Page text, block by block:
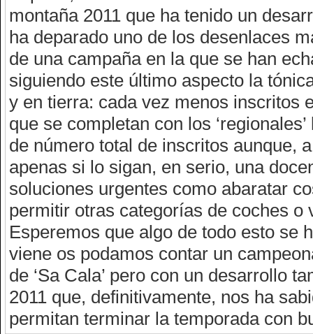
montaña 2011 que ha tenido un
ha deparado uno de los desenlaces
de una campaña en la que se han
siguiendo este último aspecto la
y en tierra: cada vez menos inscritos
que se completan con los
de número total de inscritos aunque,
apenas si lo sigan, en serio, una
soluciones urgentes como abaratar
permitir otras categorías de coches
Esperemos que algo de todo esto se
viene os podamos contar un
de ‘Sa Cala’ pero con un desarrollo
2011 que, definitivamente, nos ha
permitan terminar la temporada con